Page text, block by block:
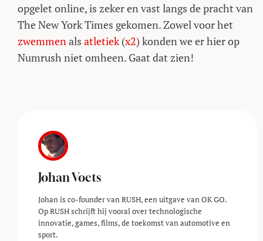
opgelet online, is zeker en vast langs de pracht van
The New York Times gekomen. Zowel voor het
zwemmenals atletiek(x2) konden we er hier op
Numrush niet omheen. Gaat dat zien!
Johan Voets
Johan is co-founder van RUSH, een uitgave van OK GO.
Op RUSH schrijft hij vooral over technologische
innovatie, games, films, de toekomst van automotive en
sport.